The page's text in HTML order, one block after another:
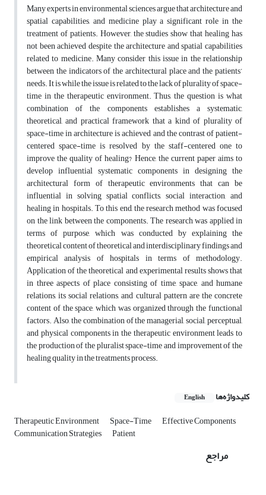
Many experts in environmental sciences argue that architecture and
spatial capabilities, and medicine play a significant role in the
treatment of patients. However, the studies show that healing has
not been achieved despite the architecture and spatial capabilities
related to medicine. Many consider this issue in the relationship
between the indicators of the architectural place and the patients’
needs. It is while the issue is related to the lack of plurality of space-
time in the therapeutic environment. Thus, the question is what
combination of the components establishes a systematic,
theoretical, and practical framework that a kind of plurality of
space-time in architecture is achieved and the contrast of patient-
centered space-time is resolved by the staff-centered one to
improve the quality of healing? Hence, the current paper aims to
develop influential systematic components in designing the
architectural form of therapeutic environments that can be
influential in solving spatial conflicts, social interaction, and
healing in hospitals. To this end, the research method was focused
on the link between the components. The research was applied in
terms of purpose, which was conducted by explaining the
theoretical content of theoretical and interdisciplinary findings and
empirical analysis of hospitals in terms of methodology.
Application of the theoretical and experimental results shows that
in three aspects of place consisting of time, space, and humane
relations, its social relations, and cultural pattern are the concrete
content of the space, which was organized through the functional
factors. Also, the combination of the managerial, social, perceptual,
and physical components in the therapeutic environment leads to
the production of the pluralist space-time and improvement of the
healing quality in the treatments process.
کلیدواژه‌ها English
Therapeutic Environment Space-Time Effective Components
Communication Strategies Patient
مراجع